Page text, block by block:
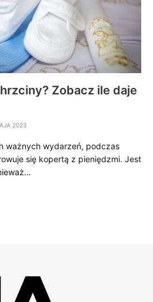
Zobacz ile daje
2023
ważnych wydarzeń, podczas
się kopertą z pieniędzmi. Jest